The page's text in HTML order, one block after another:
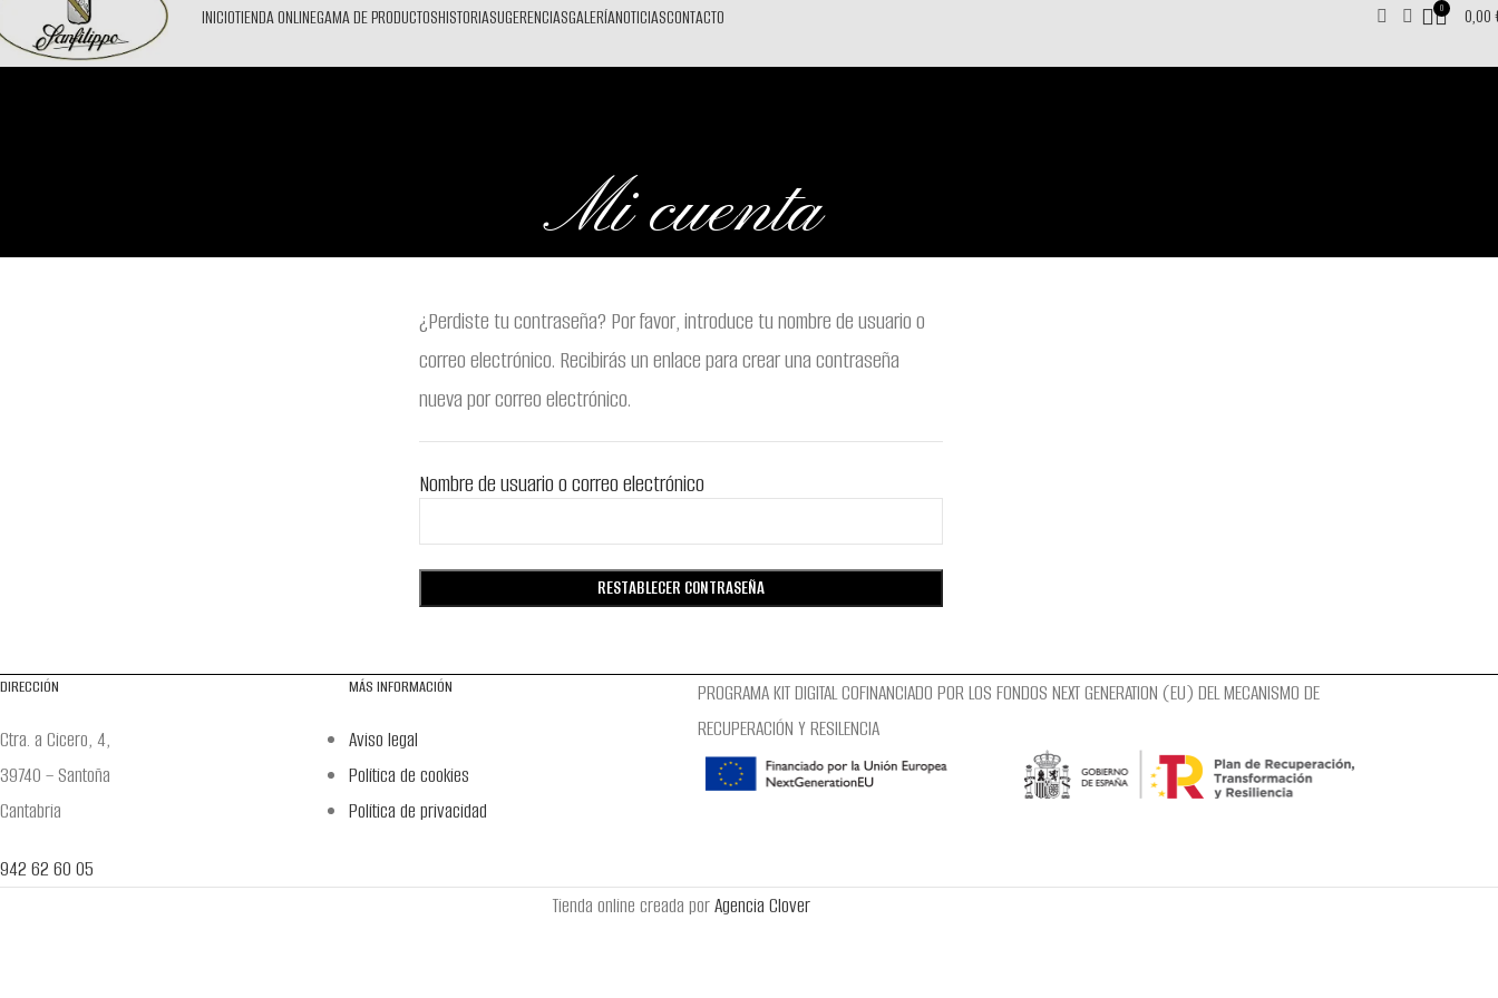
INICIOTIENDA ONLINEGAMA DE PRODUCTOSHISTORIASUGERENCIASGALERÍANOTICIASCONTACTO 0 0,00
Mi cuenta
¿Perdiste tu contraseña? Por favor, introduce tu nombre de usuario o
correo electrónico. Recibirás un enlace para crear una contraseña
nueva por correo electrónico.
Nombre de usuario o correo electrónico
RESTABLECER CONTRASEÑA
DIRECCIÓN
Ctra. a Cicero, 4,
39740 – Santoña
Cantabria
942 62 60 05
MÁS INFORMACIÓN
Aviso legal
Política de cookies
Política de privacidad
PROGRAMA KIT DIGITAL COFINANCIADO POR LOS FONDOS NEXT GENERATION (EU) DEL MECANISMO DE
RECUPERACIÓN Y RESILENCIA
Tienda online creada porAgencia Clover